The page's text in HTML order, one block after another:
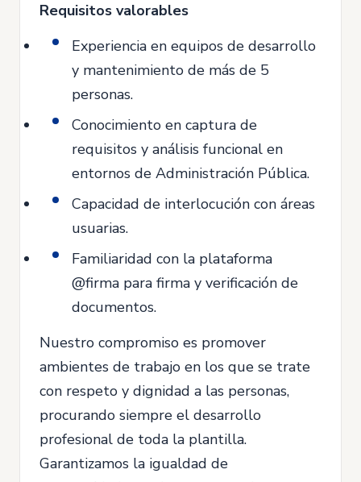
Requisitos valorables
Experiencia en equipos de desarrollo
y mantenimiento de más de 5
personas.
Conocimiento en captura de
requisitos y análisis funcional en
entornos de Administración Pública.
Capacidad de interlocución con áreas
usuarias.
Familiaridad con la plataforma
@firma para firma y verificación de
documentos.
Nuestro compromiso es promover
ambientes de trabajo en los que se trate
con respeto y dignidad a las personas,
procurando siempre el desarrollo
profesional de toda la plantilla.
Garantizamos la igualdad de